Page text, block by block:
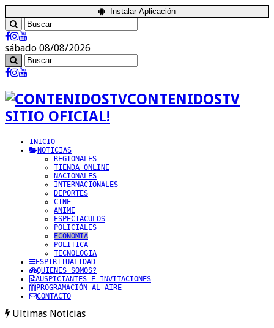
Instalar Aplicación
sábado 08/08/2026
CONTENIDOSTV
SITIO OFICIAL!
INICIO
NOTICIAS
REGIONALES
TIENDA ONLINE
NACIONALES
INTERNACIONALES
DEPORTES
CINE
ANIME
ESPECTACULOS
POLICIALES
ECONOMIA
POLITICA
TECNOLOGIA
ESPIRITUALIDAD
QUIENES SOMOS?
AUSPICIANTES E INVITACIONES
PROGRAMACIÓN AL AIRE
CONTACTO
Ultimas Noticias